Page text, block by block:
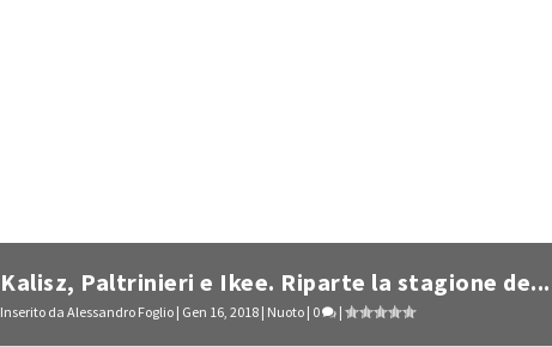
Kalisz, Paltrinieri e Ikee. Riparte la stagione de...
Inserito da Alessandro Foglio | Gen 16, 2018 | Nuoto | 0 |